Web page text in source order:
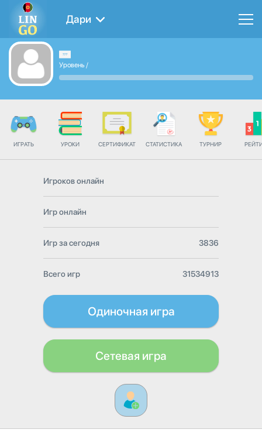
Дари
Уровень /
ИГРАТЬ УРОКИ СЕРТИФИКАТ СТАТИСТИКА ТУРНИР
Игроков онлайн
Игр онлайн
Игр за сегодня 3836
Всего игр 31534913
Одиночная игра
Сетевая игра